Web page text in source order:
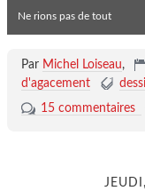
Ne rions pas de tout
Par Michel Loiseau,
d'agacement
15 commentaires